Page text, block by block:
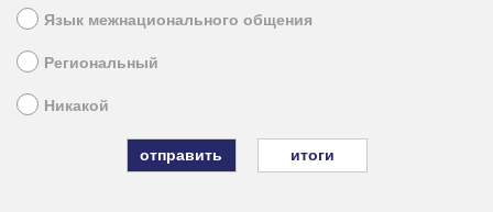
Язык межнационального общения
Региональный
Никакой
итоги